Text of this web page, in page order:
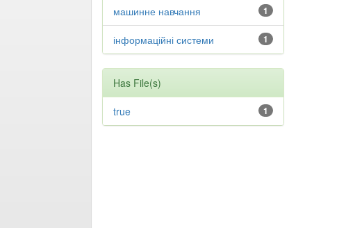
1
машинне навчання
1
інформаційні системи
Has File(s)
1
true